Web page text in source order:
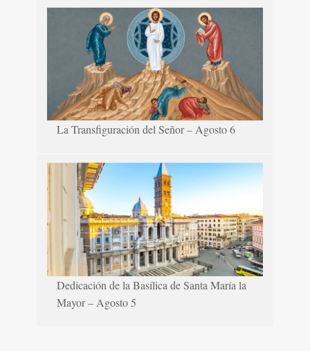
La Transfiguración del Señor – Agosto 6
Dedicación de la Basílica de Santa María la
Mayor – Agosto 5